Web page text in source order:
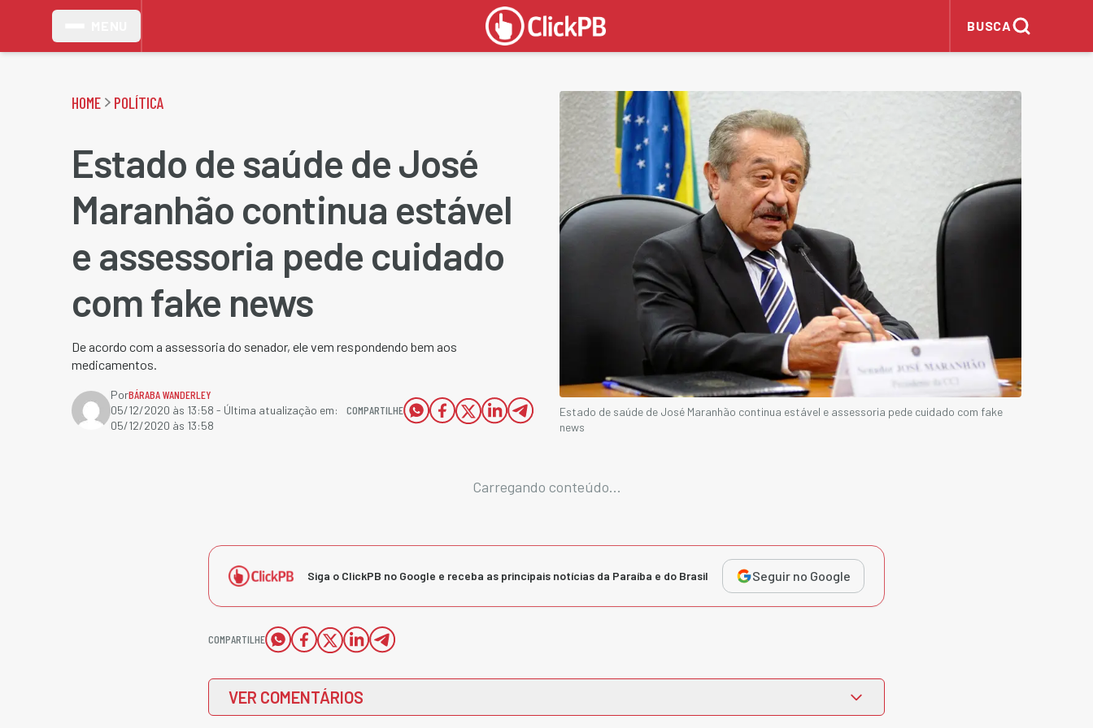
BUSCA
HOME POLÍTICA
Estado de saúde de José
Maranhão continua estável
e assessoria pede cuidado
com fake news
De acordo com a assessoria do senador, ele vem respondendo bem aos
medicamentos.
PorBÁRABA WANDERLEY
05/12/2020 às 13:58 - Última atualização em:
05/12/2020 às 13:58
COMPARTILHE
Estado de saúde de José Maranhão continua estável e assessoria pede cuidado com fake
news
Carregando conteúdo...
Siga o ClickPB no Google e receba as principais notícias da Paraíba e do Brasil Seguir no Google
COMPARTILHE
VER COMENTÁRIOS